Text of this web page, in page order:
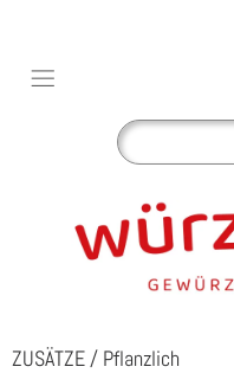
ZUSÄTZE / Pflanzlich